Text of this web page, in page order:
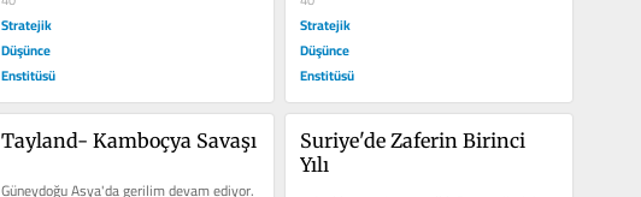
Stratejik
Düşünce
Enstitüsü
Stratejik
Düşünce
Enstitüsü
Tayland- Kamboçya Savaşı
Güneydoğu Asya'da gerilim devam ediyor.
Suriye'de Zaferin Birinci
Yılı